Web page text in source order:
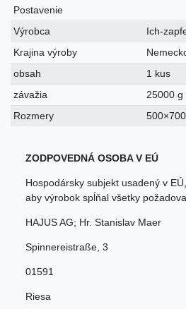
Postavenie
Výrobca
Ich-
Krajina výroby
obsah
1 kus
závažia
25000 g
Rozmery
ZODPOVEDNÁ OSOBA V EÚ
Hospodársky subjekt usadený v
aby výrobok spĺňal všetky
HAJUS AG; Hr. Stanislav Maer
Spinnereistraße 3
01591
Riesa